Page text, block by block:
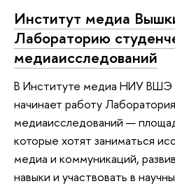
Институт медиа
Лабораторию
медиаисследований
В Институте медиа НИУ ВШЭ
начинает работу
медиаисследований —
которые хотят заниматься
медиа и коммуникаций,
навыки и участвовать в